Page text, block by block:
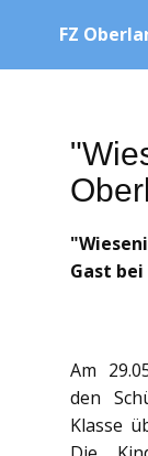
FZ
Gast
Am
den
Klasse